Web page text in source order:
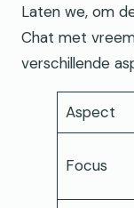
Laten we, om
Chat met
verschillende
Aspect
Focus